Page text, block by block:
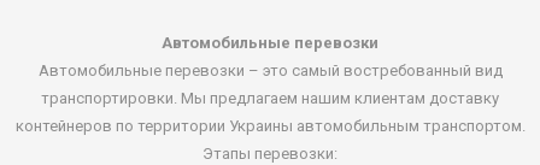
Автомобильные перевозки
Автомобильные перевозки – это самый востребованный вид
транспортировки. Мы предлагаем нашим клиентам доставку
контейнеров по территории Украины автомобильным транспортом.
Этапы перевозки: